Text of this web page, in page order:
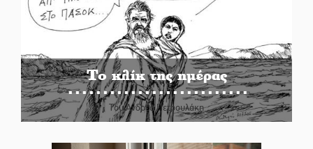
Το κλίκ της ημέρας
Του Ανδρέα Πετρουλάκη